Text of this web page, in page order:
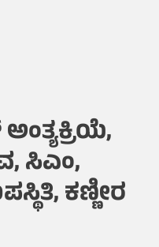
ಸಿಎಂ,
ಕಣ್ಣೀರ